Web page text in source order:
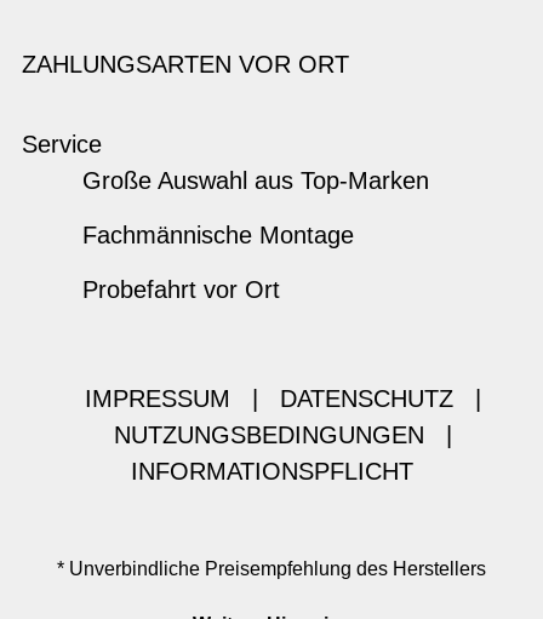
ZAHLUNGSARTEN VOR ORT
Service
Große Auswahl aus Top-Marken
Fachmännische Montage
Probefahrt vor Ort
IMPRESSUM DATENSCHUTZ
NUTZUNGSBEDINGUNGEN
INFORMATIONSPFLICHT
* Unverbindliche Preisempfehlung des Herstellers